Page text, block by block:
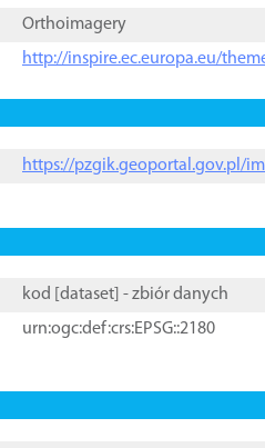
Orthoimagery
http://inspire.ec.europa.eu/
https://pzgik.geoportal.gov.pl/
kod [ dataset ] - zbiór danych
urn:ogc:def:crs:EPSG::2180